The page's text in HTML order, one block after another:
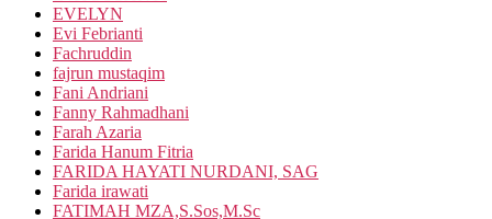
EVELYN
Evi Febrianti
Fachruddin
fajrun mustaqim
Fani Andriani
Fanny Rahmadhani
Farah Azaria
Farida Hanum Fitria
FARIDA HAYATI NURDANI, SAG
Farida irawati
FATIMAH MZA,S.Sos,M.Sc